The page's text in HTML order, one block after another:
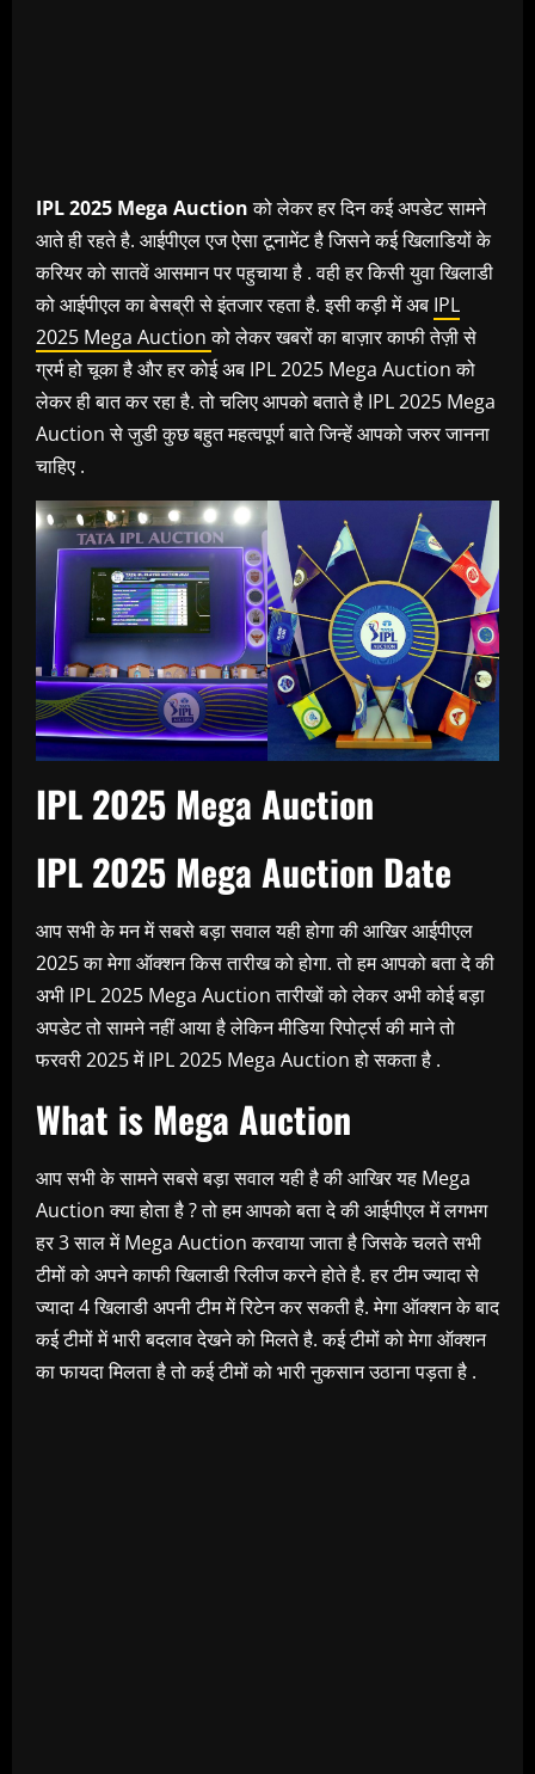
IPL 2025 Mega Auctionको लेकर हर दिन कई अपडेट सामने
आते ही रहते है. आईपीएल एज ऐसा टूनामेंट है जिसने कई खिलाडियों के
करियर को सातवें आसमान पर पहुचाया है . वही हर किसी युवा खिलाडी
को आईपीएल का बेसब्री से इंतजार रहता है. इसी कड़ी में अब IPL
2025 Mega Auctionको लेकर खबरों का बाज़ार काफी तेज़ी से
ग्रर्म हो चूका है और हर कोई अब IPL 2025 Mega Auction को
लेकर ही बात कर रहा है. तो चलिए आपको बताते है IPL 2025 Mega
Auction से जुडी कुछ बहुत महत्वपूर्ण बाते जिन्हें आपको जरुर जानना
चाहिए .
IPL 2025 Mega Auction
IPL 2025 Mega Auction Date
आप सभी के मन में सबसे बड़ा सवाल यही होगा की आखिर आईपीएल
2025 का मेगा ऑक्शन किस तारीख को होगा. तो हम आपको बता दे की
अभी IPL 2025 Mega Auction तारीखों को लेकर अभी कोई बड़ा
अपडेट तो सामने नहीं आया है लेकिन मीडिया रिपोर्ट्स की माने तो
फरवरी 2025 में IPL 2025 Mega Auction हो सकता है .
What is Mega Auction
आप सभी के सामने सबसे बड़ा सवाल यही है की आखिर यह Mega
Auction क्या होता है ? तो हम आपको बता दे की आईपीएल में लगभग
हर 3 साल में Mega Auction करवाया जाता है जिसके चलते सभी
टीमों को अपने काफी खिलाडी रिलीज करने होते है. हर टीम ज्यादा से
ज्यादा 4 खिलाडी अपनी टीम में रिटेन कर सकती है. मेगा ऑक्शन के बाद
कई टीमों में भारी बदलाव देखने को मिलते है. कई टीमों को मेगा ऑक्शन
का फायदा मिलता है तो कई टीमों को भारी नुकसान उठाना पड़ता है .